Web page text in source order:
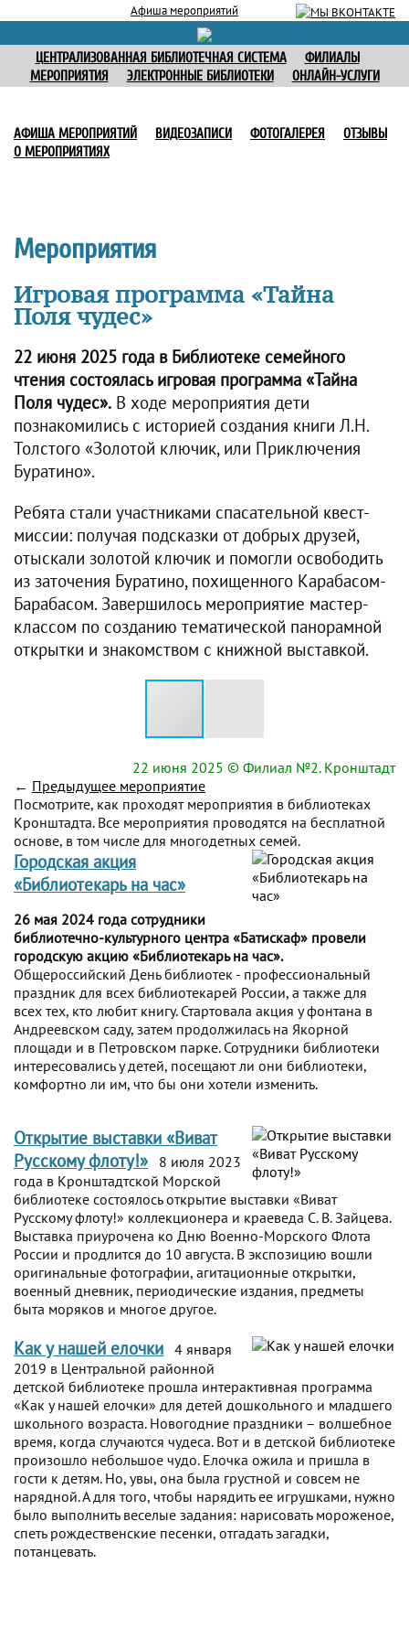
Афиша мероприятий
ЦЕНТРАЛИЗОВАННАЯ БИБЛИОТЕЧНАЯ СИСТЕМА
ФИЛИАЛЫ
МЕРОПРИЯТИЯ
ЭЛЕКТРОННЫЕ БИБЛИОТЕКИ ОНЛАЙН-УСЛУГИ
АФИША МЕРОПРИЯТИЙ ВИДЕОЗАПИСИ ФОТОГАЛЕРЕЯ
ОТЗЫВЫ
О МЕРОПРИЯТИЯХ
Мероприятия
Игровая программа «Тайна
Поля чудес»
22 июня 2025 года в Библиотеке семейного
чтения состоялась игровая программа «Тайна
Поля чудес». В ходе мероприятия дети
познакомились с историей создания книги Л.Н.
Толстого «Золотой ключик, или Приключения
Буратино».
Ребята стали участниками спасательной квест-
миссии: получая подсказки от добрых друзей,
отыскали золотой ключик и помогли освободить
из заточения Буратино, похищенного Карабасом-
Барабасом. Завершилось мероприятие мастер-
классом по созданию тематической панорамной
открытки и знакомством с книжной выставкой.
22 июня 2025 © Филиал №2. Кронштадт
← Предыдущее мероприятие
Посмотрите, как проходят мероприятия в библиотеках
Кронштадта. Все мероприятия проводятся на бесплатной
основе, в том числе для многодетных семей.
Городская акция
«Библиотекарь на час»
26 мая 2024 года сотрудники
библиотечно-культурного центра «Батискаф» провели
городскую акцию «Библиотекарь на час».
Общероссийский День библиотек - профессиональный
праздник для всех библиотекарей России, а также для
всех тех, кто любит книгу. Стартовала акция у фонтана в
Андреевском саду, затем продолжилась на Якорной
площади и в Петровском парке. Сотрудники библиотеки
интересовались у детей, посещают ли они библиотеки,
комфортно ли им, что бы они хотели изменить.
Открытие выставки «Виват
Русскому флоту!»
8 июля 2023
года в Кронштадтской Морской
библиотеке состоялось открытие выставки «Виват
Русскому флоту!» коллекционера и краеведа С. В. Зайцева.
Выставка приурочена ко Дню Военно-Морского Флота
России и продлится до 10 августа. В экспозицию вошли
оригинальные фотографии, агитационные открытки,
военный дневник, периодические издания, предметы
быта моряков и многое другое.
Как у нашей елочки 4 января
2019 в Центральной районной
детской библиотеке прошла интерактивная программа
«Как у нашей елочки» для детей дошкольного и младшего
школьного возраста. Новогодние праздники – волшебное
время, когда случаются чудеса. Вот и в детской библиотеке
произошло небольшое чудо. Елочка ожила и пришла в
гости к детям. Но, увы, она была грустной и совсем не
нарядной. А для того, чтобы нарядить ее игрушками, нужно
было выполнить веселые задания: нарисовать мороженое,
спеть рождественские песенки, отгадать загадки,
потанцевать.